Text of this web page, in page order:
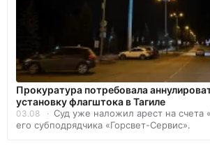
Прокуратура потребовала
установку флагштока в Тагиле
03.08
Суд уже наложил арест на счета
его субподрядчика «Горсвет-Сервис».